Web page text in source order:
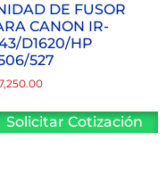
DE FUSOR
CANON IR-
D1620/HP
527
Solicitar Cotización